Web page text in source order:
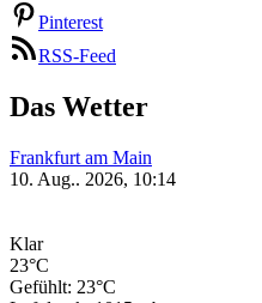
Pinterest
RSS-Feed
Das Wetter
Frankfurt am Main
10. Aug.. 2026, 10:14
Klar
23°C
Gefühlt: 23°C